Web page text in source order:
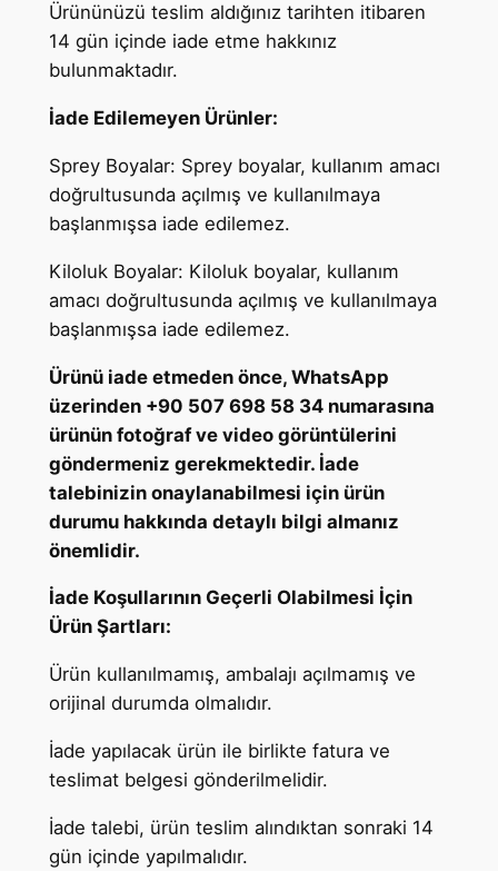
Ürününüzü teslim aldığınız tarihten itibaren
14 gün içinde iade etme hakkınız
bulunmaktadır.
İade Edilemeyen Ürünler:
Sprey Boyalar: Sprey boyalar, kullanım amacı
doğrultusunda açılmış ve kullanılmaya
başlanmışsa iade edilemez.
Kiloluk Boyalar: Kiloluk boyalar, kullanım
amacı doğrultusunda açılmış ve kullanılmaya
başlanmışsa iade edilemez.
Ürünü iade etmeden önce, WhatsApp
üzerinden +90 507 698 58 34 numarasına
ürünün fotoğraf ve video görüntülerini
göndermeniz gerekmektedir. İade
talebinizin onaylanabilmesi için ürün
durumu hakkında detaylı bilgi almanız
önemlidir.
İade Koşullarının Geçerli Olabilmesi İçin
Ürün Şartları:
Ürün kullanılmamış, ambalajı açılmamış ve
orijinal durumda olmalıdır.
İade yapılacak ürün ile birlikte fatura ve
teslimat belgesi gönderilmelidir.
İade talebi, ürün teslim alındıktan sonraki 14
gün içinde yapılmalıdır.